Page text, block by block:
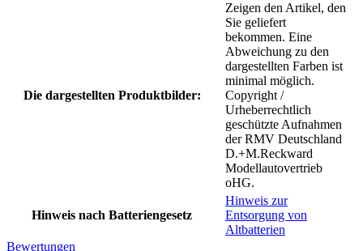
Die dargestellten Produktbilder:
Zeigen den Artikel, den
Sie geliefert
bekommen. Eine
Abweichung zu den
dargestellten Farben ist
minimal möglich.
Copyright /
Urheberrechtlich
geschützte Aufnahmen
der RMV Deutschland
D.+M.Reckward
Modellautovertrieb
oHG.
Hinweis nach Batteriengesetz
Hinweis zur
Entsorgung von
Altbatterien
Bewertungen